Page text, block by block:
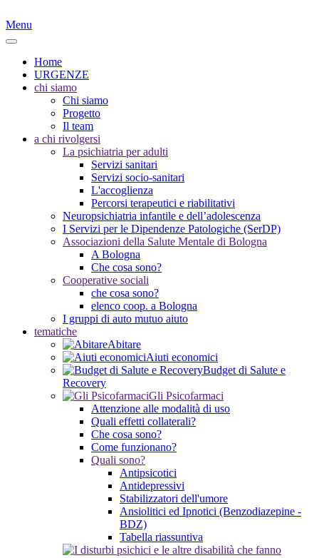
Menu
Home
URGENZE
chi siamo
Chi siamo
Progetto
Il team
a chi rivolgersi
La psichiatria per adulti
Servizi sanitari
Servizi socio-sanitari
L'accoglienza
Percorsi terapeutici e riabilitativi
Neuropsichiatria infantile e dell’adolescenza
I Servizi per le Dipendenze Patologiche (SerDP)
Associazioni della Salute Mentale di Bologna
A Bologna
Che cosa sono?
Cooperative sociali
che cosa sono?
elenco coop. a Bologna
I gruppi di auto mutuo aiuto
tematiche
Abitare
Aiuti economici
Budget di Salute e
Recovery
Gli Psicofarmaci
Attenzione alle modalità di uso
Quali effetti collaterali?
Che cosa sono?
Come funzionano?
Quali sono?
Antipsicotici
Antidepressivi
Stabilizzatori dell'umore
Ansiolitici ed Ipnotici (Benzodiazepine -
BDZ)
Tabella riassuntiva